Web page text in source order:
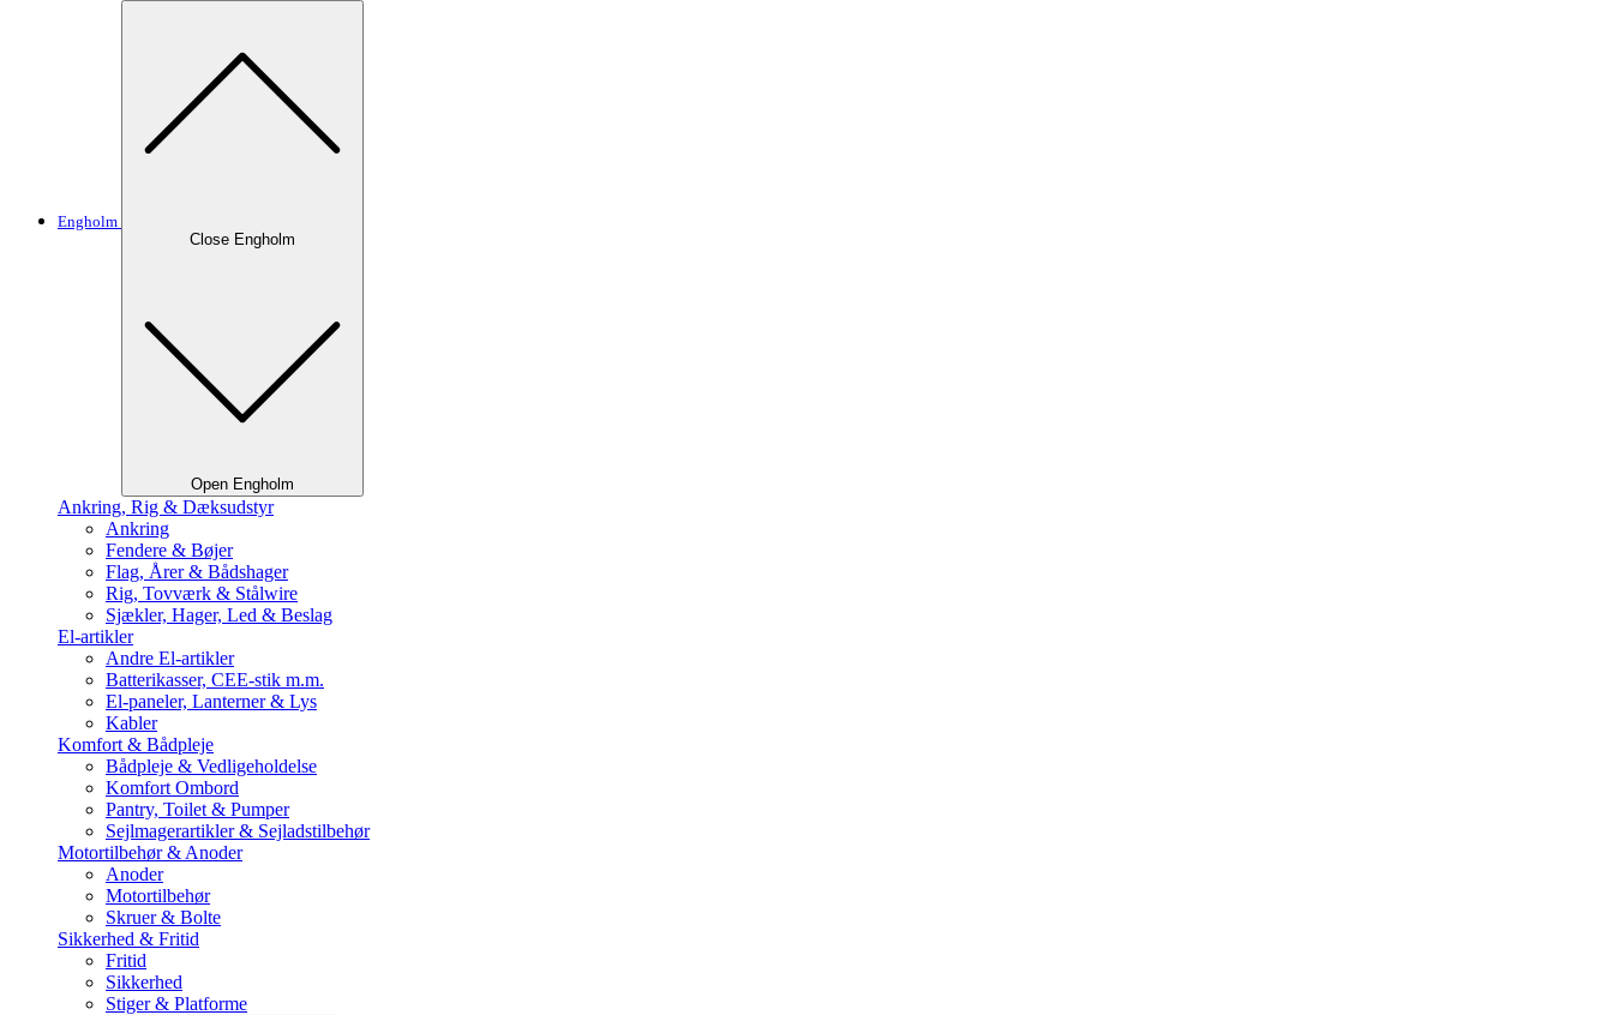
Engholm
Close Engholm
Open Engholm
Ankring, Rig & Dæksudstyr
Ankring
Fendere & Bøjer
Flag, Årer & Bådshager
Rig, Tovværk & Stålwire
Sjækler, Hager, Led & Beslag
El-artikler
Andre El-artikler
Batterikasser, CEE-stik m.m.
El-paneler, Lanterner & Lys
Kabler
Komfort & Bådpleje
Bådpleje & Vedligeholdelse
Komfort Ombord
Pantry, Toilet & Pumper
Sejlmagerartikler & Sejladstilbehør
Motortilbehør & Anoder
Anoder
Motortilbehør
Skruer & Bolte
Sikkerhed & Fritid
Fritid
Sikkerhed
Stiger & Platforme